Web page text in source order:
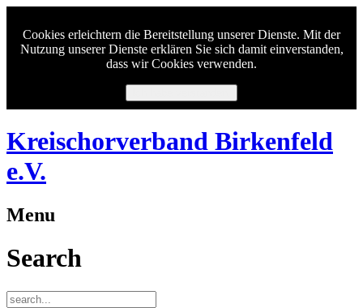
Cookies erleichtern die Bereitstellung unserer Dienste. Mit der
Nutzung unserer Dienste erklären Sie sich damit einverstanden,
dass wir Cookies verwenden.
Kreischorverband Birkenfeld
e.V.
Menu
Search